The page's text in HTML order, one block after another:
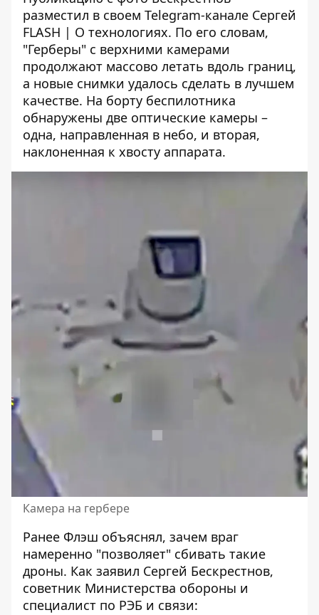
разместил в своем Telegram-канале Сергей
FLASH | О технологиях. По его словам,
"Герберы" с верхними камерами
продолжают массово летать вдоль границ,
а новые снимки удалось сделать в лучшем
качестве. На борту беспилотника
обнаружены две оптические камеры –
одна, направленная в небо, и вторая,
наклоненная к хвосту аппарата.
Камера на гербере
Ранее Флэш объяснял, зачем враг
намеренно "позволяет" сбивать такие
дроны. Как заявил Сергей Бескрестнов,
советник Министерства обороны и
специалист по РЭБ и связи: